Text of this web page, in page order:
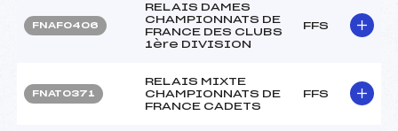
FNAF0406
RELAIS DAMES
CHAMPIONNATS DE
FRANCE DES CLUBS
1ère DIVISION
FFS
FNAT0371
RELAIS MIXTE
CHAMPIONNATS DE
FRANCE CADETS
FFS